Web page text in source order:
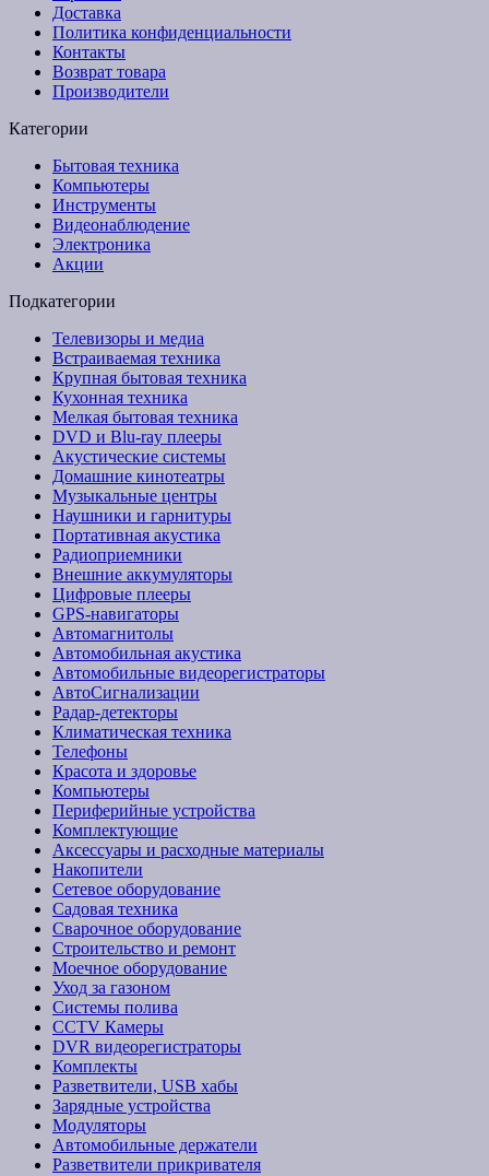
Доставка
Политика конфиденциальности
Контакты
Возврат товара
Производители
Категории
Бытовая техника
Компьютеры
Инструменты
Видеонаблюдение
Электроника
Акции
Подкатегории
Телевизоры и медиа
Встраиваемая техника
Крупная бытовая техника
Кухонная техника
Мелкая бытовая техника
DVD и Blu-ray плееры
Акустические системы
Домашние кинотеатры
Музыкальные центры
Наушники и гарнитуры
Портативная акустика
Радиоприемники
Внешние аккумуляторы
Цифровые плееры
GPS-навигаторы
Автомагнитолы
Автомобильная акустика
Автомобильные видеорегистраторы
АвтоСигнализации
Радар-детекторы
Климатическая техника
Телефоны
Красота и здоровье
Компьютеры
Периферийные устройства
Комплектующие
Аксессуары и расходные материалы
Накопители
Сетевое оборудование
Садовая техника
Сварочное оборудование
Строительство и ремонт
Моечное оборудование
Уход за газоном
Системы полива
CCTV Камеры
DVR видеорегистраторы
Комплекты
Разветвители, USB хабы
Зарядные устройства
Модуляторы
Автомобильные держатели
Разветвители прикривателя